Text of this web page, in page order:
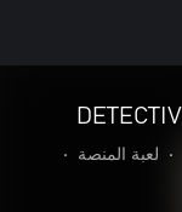
• لعبة المنصة
•